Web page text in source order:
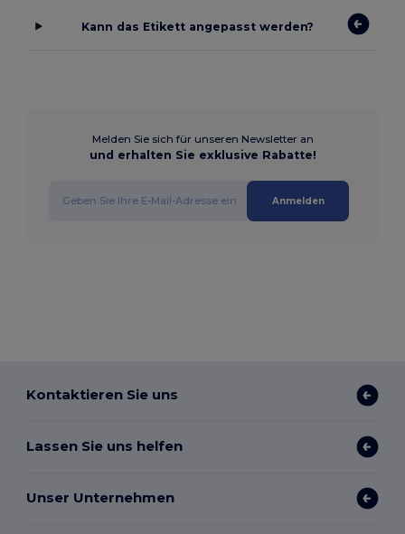
Kann das Etikett angepasst werden?
Melden Sie sich für unseren Newsletter an
und erhalten Sie exklusive Rabatte!
Anmelden
Kontaktieren Sie uns
Lassen Sie uns helfen
Unser Unternehmen